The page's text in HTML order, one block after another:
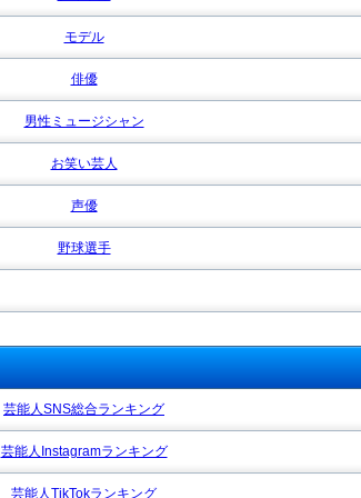
モデル
俳優
男性ミュージシャン
お笑い芸人
声優
野球選手
芸能人SNS総合ランキング
芸能人Instagramランキング
芸能人TikTokランキング